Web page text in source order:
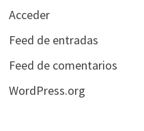
Acceder
Feed de entradas
Feed de comentarios
WordPress.org